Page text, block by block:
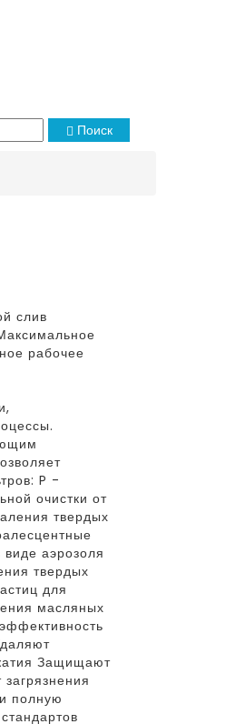
Поиск
слив
рабочее
P -
очистки от
твердых
аэрозоля
твердых
для
масляных
Защищают
полную